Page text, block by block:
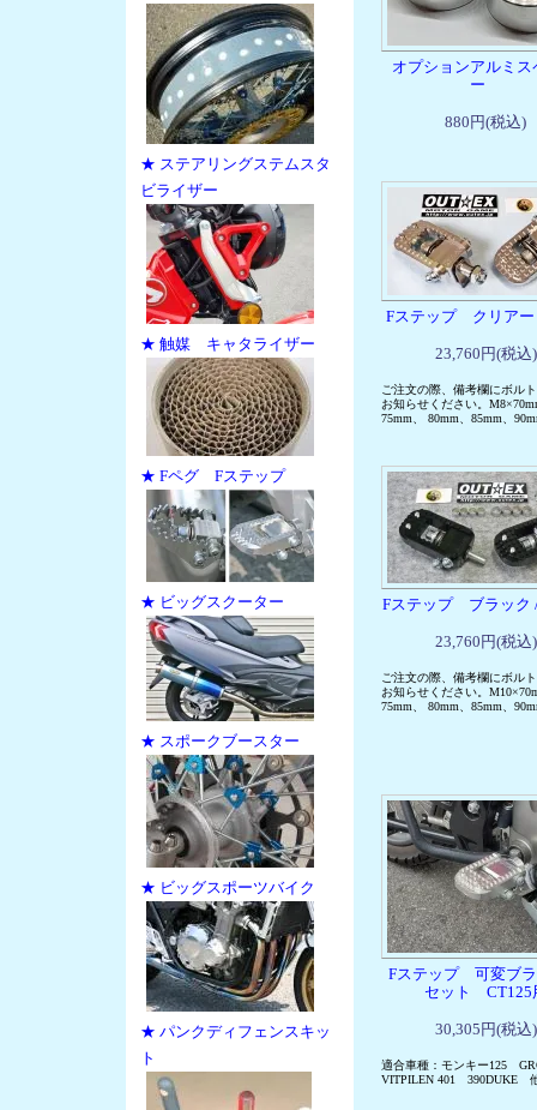
★ ステアリングステムスタ
ビライザー
★ 触媒 キャタライザー
★ Fペグ Fステップ
★ ビッグスクーター
★ スポークブースター
★ ビッグスポーツバイク
★ パンクディフェンスキッ
ト
オプションアルミス
ー
880円(税込)
Fステップ クリアー
23,760円(税込)
ご注文の際、備考欄にボル
お知らせください。
75mm、 80mm、85mm、
Fステップ ブラック
23,760円(税込)
ご注文の際、備考欄にボル
お知らせください。
75mm、 80mm、85mm、
Fステップ 可変ブ
セット CT125
30,305円(税込)
適合車種：モンキー125
VITPILEN 401 390DUKE